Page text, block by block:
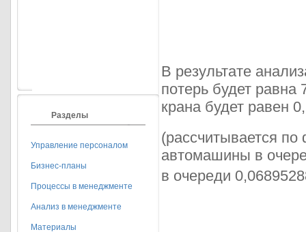
В результате
потерь будет равна
крана будет равен
(рассчитывается
автомашины в
в очереди
Разделы
Управление персоналом
Бизнес-планы
Процессы в менеджменте
Анализ в менеджменте
Материалы